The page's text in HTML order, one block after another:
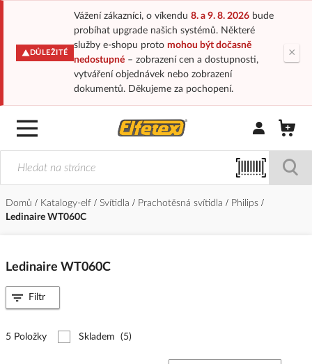
DŮLEŽITÉ
Vážení zákazníci, o víkendu 8. a 9. 8. 2026bude
probíhat upgrade našich systémů. Některé
služby e-shopu proto mohou být dočasně
nedostupné– zobrazení cen a dostupnosti,
vytváření objednávek nebo zobrazení
dokumentů. Děkujeme za pochopení.
×
Přihlásit/
Domů Katalogy-elf Svítidla Prachotěsná svítidla
Philips
Ledinaire WT060C
Ledinaire WT060C
5 Položky Skladem (5)
Filtr